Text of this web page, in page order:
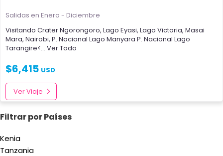
Filtrar por Países
Kenia
Tanzania
Salidas en Enero - Diciembre
Visitando Crater Ngorongoro, Lago Eyasi, Lago Victoria, Masai
Mara, Nairobi, P. Nacional Lago Manyara P. Nacional Lago
Tarangire<... Ver Todo
$6,415 USD
Ver Viaje